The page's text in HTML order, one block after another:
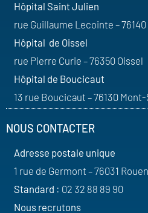
Hôpital Saint Julien
rue Guillaume Lecointe –
Hôpital de Oissel
rue Pierre Curie – 76350 Oissel
Hôpital de Boucicaut
13 rue Boucicaut – 76130
NOUS CONTACTER
Adresse postale unique
1 rue de Germont – 76031
Standard : 02 32 88 89 90
Nous recrutons